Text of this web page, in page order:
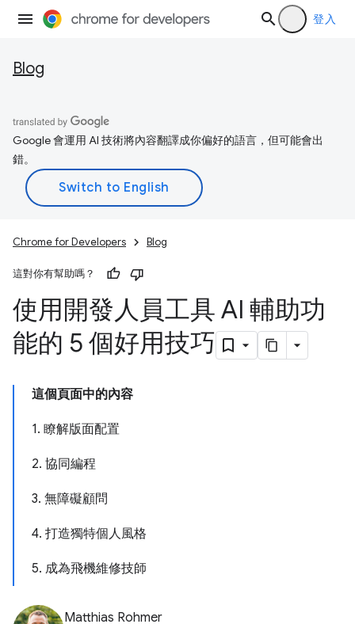
登入
Blog
Google 會運用 AI 技術將內容翻譯成你偏好的語言，但可能會出
錯。
Chrome for Developers Blog
這對你有幫助嗎？
使用開發人員工具 AI 輔助功
能的 5 個好用技巧
這個頁面中的內容
1. 瞭解版面配置
2. 協同編程
3. 無障礙顧問
4. 打造獨特個人風格
5. 成為飛機維修技師
Matthias Rohmer